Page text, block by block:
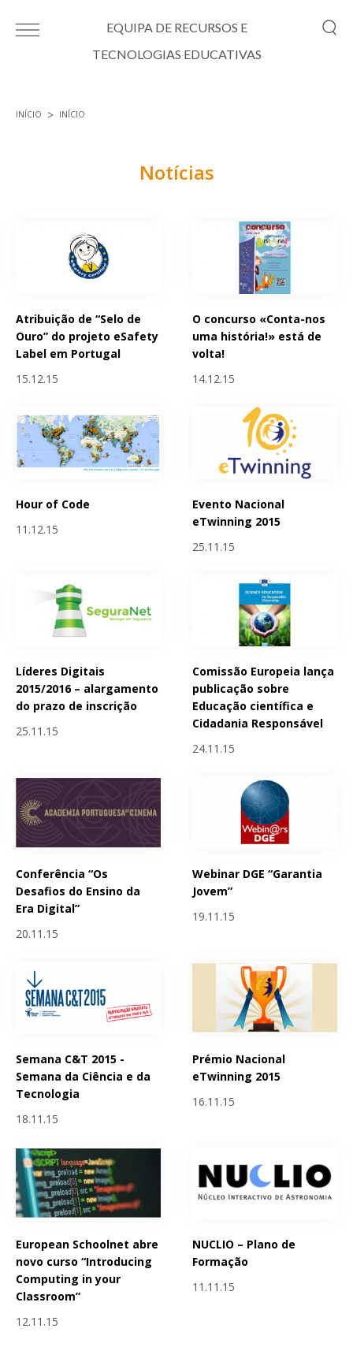
EQUIPA DE RECURSOS E
TECNOLOGIAS EDUCATIVAS
INÍCIO INÍCIO
Notícias
Atribuição de “Selo de
Ouro” do projeto eSafety
Label em Portugal
15.12.15
O concurso «Conta-nos
uma história!» está de
volta!
14.12.15
Hour of Code
11.12.15
Evento Nacional
eTwinning 2015
25.11.15
Líderes Digitais
2015/2016 – alargamento
do prazo de inscrição
25.11.15
Comissão Europeia lança
publicação sobre
Educação científica e
Cidadania Responsável
24.11.15
Conferência “Os
Desafios do Ensino da
Era Digital”
20.11.15
Webinar DGE “Garantia
Jovem”
19.11.15
Semana C&T 2015 -
Semana da Ciência e da
Tecnologia
18.11.15
Prémio Nacional
eTwinning 2015
16.11.15
European Schoolnet abre
novo curso “Introducing
Computing in your
Classroom”
12.11.15
NUCLIO – Plano de
Formação
11.11.15
Páginas